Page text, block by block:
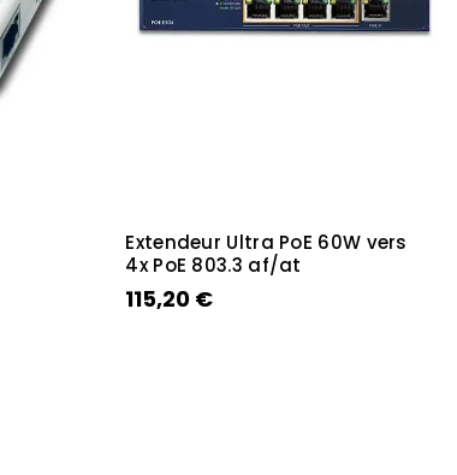
Extendeur Ultra PoE 60W vers
4x PoE 803.3 af/at
115,20 €